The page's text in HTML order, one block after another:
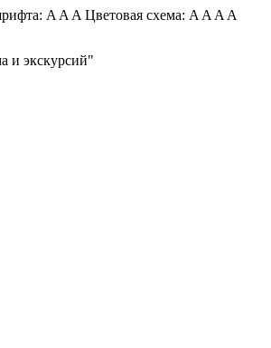
A A A Цветовая схема: A A A A
и экскурсий"